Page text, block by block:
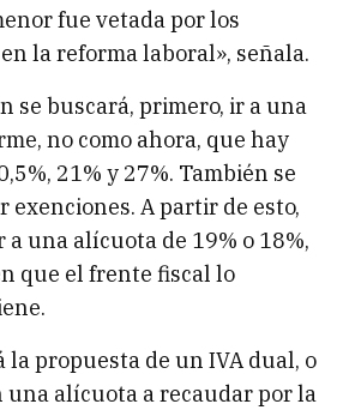
fue vetada por los
la reforma laboral», señala.
se buscará, primero, ir a una
no como ahora, que hay
21% y 27%. También se
exenciones. A partir de esto,
a una alícuota de 19% o 18%,
que el frente fiscal lo
la propuesta de un IVA dual, o
una alícuota a recaudar por la